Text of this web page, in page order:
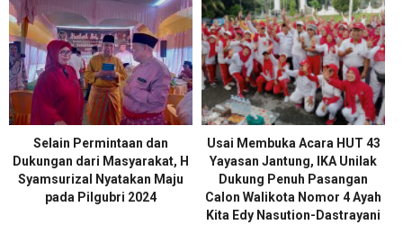
Selain Permintaan dan
Dukungan dari Masyarakat, H
Syamsurizal Nyatakan Maju
pada Pilgubri 2024
Usai Membuka Acara HUT 43
Yayasan Jantung, IKA Unilak
Dukung Penuh Pasangan
Calon Walikota Nomor 4 Ayah
Kita Edy Nasution-Dastrayani